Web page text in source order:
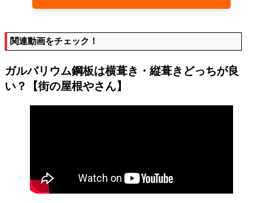
関連動画をチェック！
ガルバリウム鋼板は横葺き・縦葺きどっちが良
い？【街の屋根やさん】